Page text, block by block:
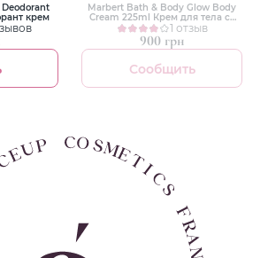
крем
Marbert Bath & Body Glow Body
Cream 225ml Крем для тела со
сверкающими частицами
1 отзыв
900 грн
Сообщить